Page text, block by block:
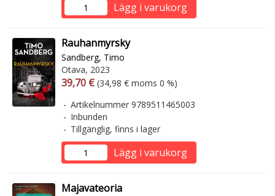
Lägg i varukorg
Rauhanmyrsky
Sandberg, Timo
Otava, 2023
Arvonlisäverollinen hinta
39,70 € Arvonlisäveroton hinta
(34,98 € moms 0 %)
Artikelnummer 9789511465003
Inbunden
Tillgänglig, finns i lager
Lägg i varukorg
Majavateoria